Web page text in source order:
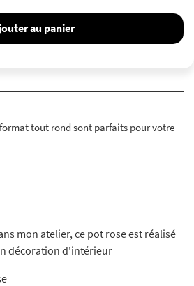
au panier
tout rond sont parfaits pour votre
mon atelier, ce pot roseest réalisé
décoration d'intérieur